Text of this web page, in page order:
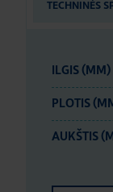
TECHNINĖS
ILGIS (MM)
PLOTIS
AUKŠTIS